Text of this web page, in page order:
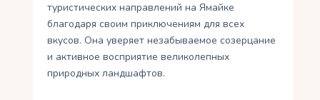
туристических направлений на Ямайке
благодаря своим приключениям для всех
вкусов. Она уверяет незабываемое созерцание
и активное восприятие великолепных
природных ландшафтов.